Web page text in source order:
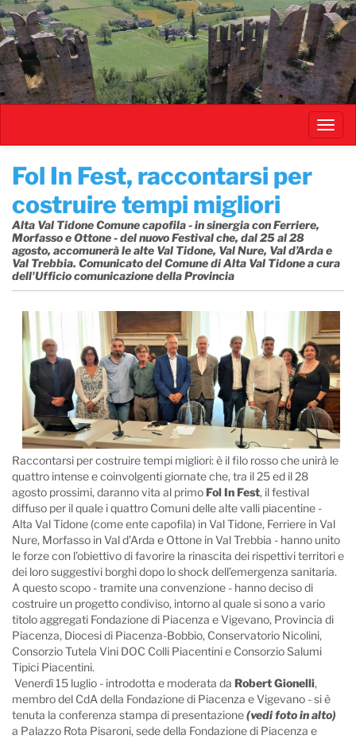
Salta
al
contenuto
principale
​Fol In Fest, raccontarsi per
costruire tempi migliori
Alta Val Tidone Comune capofila - in sinergia con Ferriere,
Morfasso e Ottone - del nuovo Festival che, dal 25 al 28
agosto, accomunerà le alte Val Tidone, Val Nure, Val d’Arda e
Val Trebbia. Comunicato del Comune di Alta Val Tidone a cura
dell'Ufficio comunicazione della Provincia
Raccontarsi per costruire tempi migliori: è il filo rosso che unirà le
quattro intense e coinvolgenti giornate che, tra il 25 ed il 28
agosto prossimi, daranno vita al primoFol In Fest, il festival
diffuso per il quale i quattro Comuni delle alte valli piacentine -
Alta Val Tidone (come ente capofila) in Val Tidone, Ferriere in Val
Nure, Morfasso in Val d’Arda e Ottone in Val Trebbia - hanno unito
le forze con l’obiettivo di favorire la rinascita dei rispettivi territori e
dei loro suggestivi borghi dopo lo shock dell’emergenza sanitaria.
A questo scopo - tramite una convenzione - hanno deciso di
costruire un progetto condiviso, intorno al quale si sono a vario
titolo aggregati Fondazione di Piacenza e Vigevano, Provincia di
Piacenza, Diocesi di Piacenza-Bobbio, Conservatorio Nicolini,
Consorzio Tutela Vini DOC Colli Piacentini e Consorzio Salumi
Tipici Piacentini.
Venerdì 15 luglio - introdotta e moderata da Robert Gionelli,
membro del CdA della Fondazione di Piacenza e Vigevano - si è
tenuta la conferenza stampa di presentazione(vedi foto in alto)
a Palazzo Rota Pisaroni, sede della Fondazione di Piacenza e